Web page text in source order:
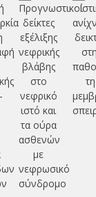
Προγνωστικοί
δείκτες
εξέλιξης
νεφρικής
βλάβης
στο
νεφρικό
ιστό και
τα ούρα
ασθενών
με
νεφρωσικό
σύνδρομο